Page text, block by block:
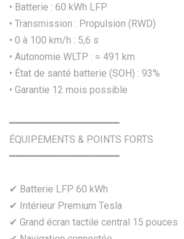
• Batterie : 60 kWh LFP
• Transmission : Propulsion (RWD)
• 0 à 100 km/h : 5,6 s
• Autonomie WLTP : ≈ 491 km
• État de santé batterie (SOH) : 93%
• Garantie 12 mois possible
━━━━━━━━━━━━━━━━━━
ÉQUIPEMENTS & POINTS FORTS
━━━━━━━━━━━━━━━━━━
✔ Batterie LFP 60 kWh
✔ Intérieur Premium Tesla
✔ Grand écran tactile central 15 pouces